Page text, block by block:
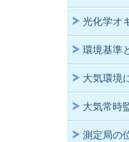
光化学オ
環境基準
大気環境
大気常時
測定局の